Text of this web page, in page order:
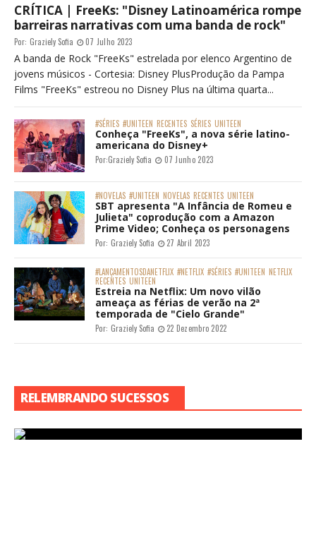
CRÍTICA | FreeKs: "Disney Latinoamérica rompe
barreiras narrativas com uma banda de rock"
Por: Graziely Sofia 07 Julho 2023
A banda de Rock "FreeKs" estrelada por elenco Argentino de
jovens músicos - Cortesia: Disney PlusProdução da Pampa
Films "FreeKs" estreou no Disney Plus na última quarta...
#SÉRIES #UNITEEN RECENTES SÉRIES UNITEEN
Conheça "FreeKs", a nova série latino-
americana do Disney+
Por:Graziely Sofia 07 Junho 2023
#NOVELAS #UNITEEN NOVELAS RECENTES UNITEEN
SBT apresenta "A Infância de Romeu e
Julieta" coprodução com a Amazon
Prime Video; Conheça os personagens
Por: Graziely Sofia 27 Abril 2023
#LANÇAMENTOSDANETFLIX #NETFLIX #SÉRIES #UNITEEN NETFLIX
RECENTES UNITEEN
Estreia na Netflix: Um novo vilão
ameaça as férias de verão na 2ª
temporada de "Cielo Grande"
Por: Graziely Sofia 22 Dezembro 2022
RELEMBRANDO SUCESSOS